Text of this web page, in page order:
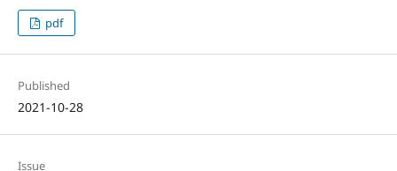
pdf
Published
2021-10-28
Issue